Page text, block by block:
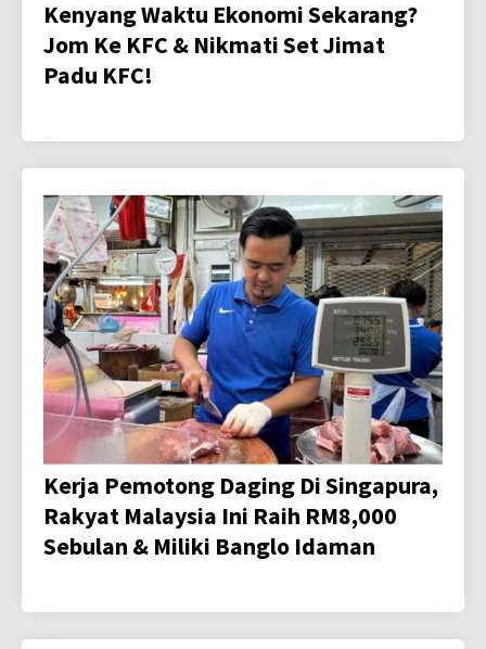
Kenyang Waktu Ekonomi Sekarang?
Jom Ke KFC & Nikmati Set Jimat
Padu KFC!
Kerja Pemotong Daging Di Singapura,
Rakyat Malaysia Ini Raih RM8,000
Sebulan & Miliki Banglo Idaman